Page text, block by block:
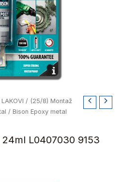
/ (25/8) Montaž
/ Bison Epoxy metal
L0407030 9153